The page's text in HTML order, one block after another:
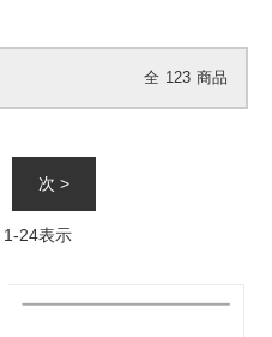
全 123 商品
次 >
1-24表示